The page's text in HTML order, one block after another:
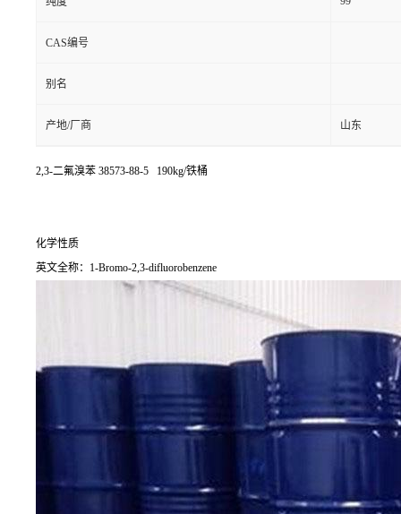
CAS编号
别名
产地/厂商 山东
2,3-二氟溴苯 38573-88-5 190kg/铁桶
化学性质
英文全称：1-Bromo-2,3-difluorobenzene